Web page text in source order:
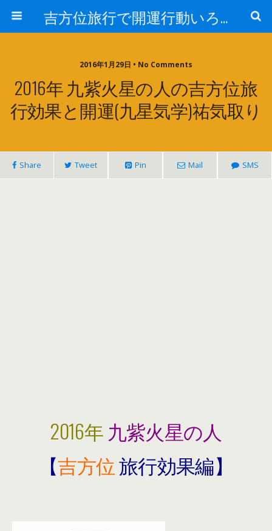
吉方位旅行で開運行動いろは（象意と効果）
2016年1月29日 • No Comments
2016年 九紫火星の人の吉方位旅
行効果と開運(九星気学)祐気取り
Share Tweet Pin Mail SMS
2016年 九紫火星の人
【吉方位旅行効果編】